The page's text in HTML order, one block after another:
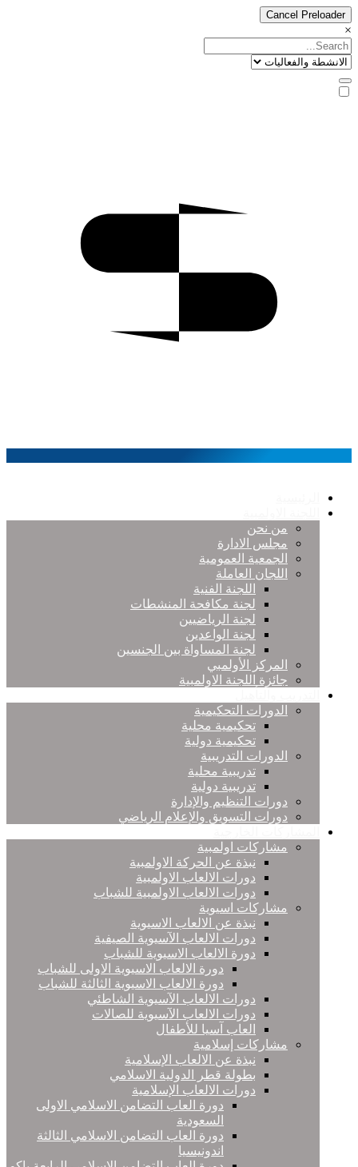
Cancel Preloader
×
من نحن
مجلس الادارة
الجمعية العمومية
اللجان العاملة
اللجنة الفنية
لجنة مكافحة المنشطات
لجنة الرياضيين
لجنة الواعدين
لجنة المساواة بين الجنسين
المركز الأولمبي
جائزة اللجنة الاولمبية
الدورات التحكيمية
تحكيمية محلية
تحكيمية دولية
الدورات التدريبية
تدريبية محلية
تدريبية دولية
دورات التنظيم والإدارة
دورات التسويق والإعلام الرياضي
مشاركات اولمبية
نبذة عن الحركة الاولمبية
دورات الالعاب الاولمبية
دورات الالعاب الاولمبية للشباب
مشاركات اسيوية
نبذة عن الالعاب الاسيوية
دورات الالعاب الآسيوية الصيفية
دورة الالعاب الاسيوية للشباب
دورة الالعاب الاسيوية الاولى للشباب
دورة الالعاب الاسيوية الثالثة للشباب
دورات الالعاب الآسيوية الشاطئي
دورات الالعاب الآسيوية للصالات
العاب آسيا للأطفال
مشاركات إسلامية
نبذة عن الالعاب الإسلامية
بطولة قطر الدولية الاسلامي
دورات الالعاب الإسلامية
دورة العاب التضامن الاسلامي الاولى
السعودية
دورة العاب التضامن الاسلامي الثالثة
اندونيسيا